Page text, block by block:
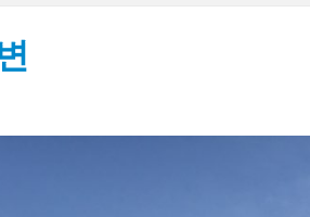
형 프로그램 개발을 지금 바로 의뢰하세요